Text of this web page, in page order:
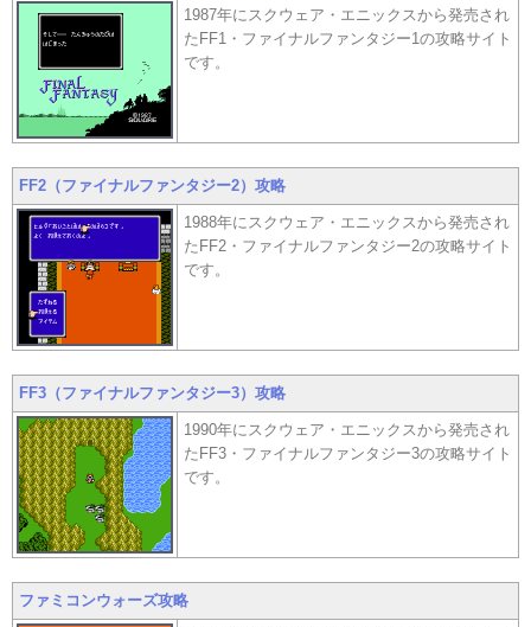
1987年にスクウェア・エニックスから発売され
たFF1・ファイナルファンタジー1の攻略サイト
です。
FF2（ファイナルファンタジー2）攻略
1988年にスクウェア・エニックスから発売され
たFF2・ファイナルファンタジー2の攻略サイト
です。
FF3（ファイナルファンタジー3）攻略
1990年にスクウェア・エニックスから発売され
たFF3・ファイナルファンタジー3の攻略サイト
です。
ファミコンウォーズ攻略